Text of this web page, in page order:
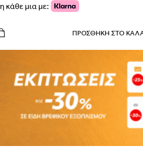
η κάθε μια με:
ΠΡΟΣΘΉΚΗ ΣΤΟ